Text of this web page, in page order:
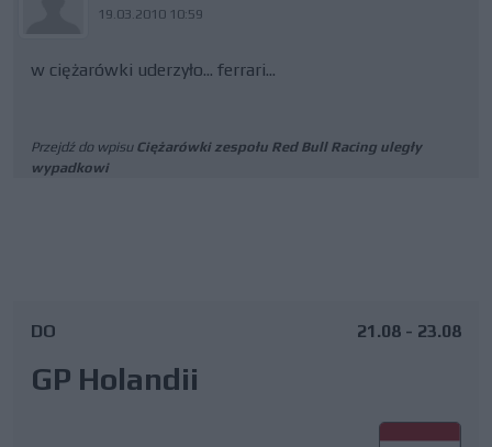
19.03.2010 10:59
w ciężarówki uderzyło... ferrari...
Przejdź do wpisu Ciężarówki zespołu Red Bull Racing uległy
wypadkowi
DO
GP Holandii
21.08 - 23.08